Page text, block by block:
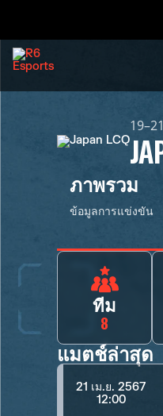
ภาพรวม
ข้อมูลการแข่งขัน
ทีม
8
แมตช์ล่าสุด
21 เม.ย. 2567
12:00